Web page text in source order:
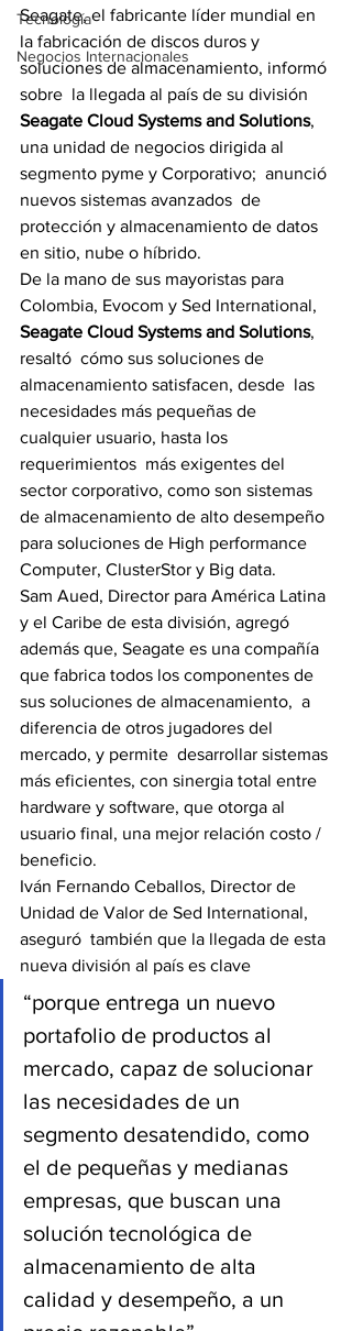
Tecnología
Negocios Internacionales
Seagate, el fabricante líder mundial en
la fabricación de discos duros y
soluciones de almacenamiento, informó
sobre  la llegada al país de su división
Seagate Cloud Systems and Solutions,
una unidad de negocios dirigida al
segmento pyme y Corporativo;  anunció
nuevos sistemas avanzados  de
protección y almacenamiento de datos
en sitio, nube o híbrido.
De la mano de sus mayoristas para
Colombia, Evocom y Sed International,
Seagate Cloud Systems and Solutions,
resaltó  cómo sus soluciones de
almacenamiento satisfacen, desde  las
necesidades más pequeñas de
cualquier usuario, hasta los
requerimientos  más exigentes del
sector corporativo, como son sistemas
de almacenamiento de alto desempeño
para soluciones de High performance
Computer, ClusterStor y Big data.
Sam Aued, Director para América Latina
y el Caribe de esta división, agregó
además que, Seagate es una compañía
que fabrica todos los componentes de
sus soluciones de almacenamiento,  a
diferencia de otros jugadores del
mercado, y permite  desarrollar sistemas
más eficientes, con sinergia total entre
hardware y software, que otorga al
usuario final, una mejor relación costo /
beneficio.
Iván Fernando Ceballos, Director de
Unidad de Valor de Sed International,
aseguró  también que la llegada de esta
nueva división al país es clave
“porque entrega un nuevo
portafolio de productos al
mercado, capaz de solucionar
las necesidades de un
segmento desatendido, como
el de pequeñas y medianas
empresas, que buscan una
solución tecnológica de
almacenamiento de alta
calidad y desempeño, a un